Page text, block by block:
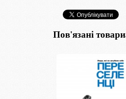
Пов'язані товари